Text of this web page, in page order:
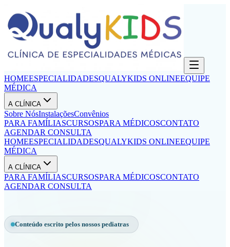
HOMEESPECIALIDADESQUALYKIDS ONLINEEQUIPE
MÉDICA
A CLÍNICA
Sobre NósInstalaçõesConvênios
PARA FAMÍLIASCURSOSPARA MÉDICOSCONTATO
AGENDAR CONSULTA
HOMEESPECIALIDADESQUALYKIDS ONLINEEQUIPE
MÉDICA
A CLÍNICA
PARA FAMÍLIASCURSOSPARA MÉDICOSCONTATO
AGENDAR CONSULTA
Conteúdo escrito pelos nossos pediatras